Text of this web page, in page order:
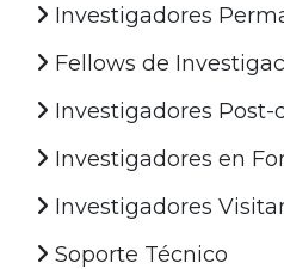
Investigadores
Fellows de
Investigadores Post-
Investigadores en
Investigadores
Soporte Técnico